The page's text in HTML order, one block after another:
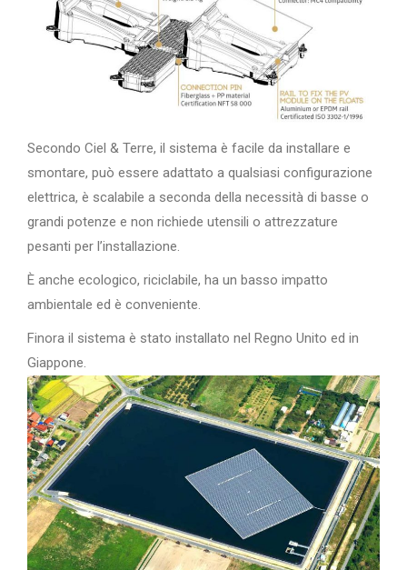
Secondo Ciel & Terre, il sistema è facile da installare e
smontare, può essere adattato a qualsiasi configurazione
elettrica, è scalabile a seconda della necessità di basse o
grandi potenze e non richiede utensili o attrezzature
pesanti per l’installazione.
È anche ecologico, riciclabile, ha un basso impatto
ambientale ed è conveniente.
Finora il sistema è stato installato nel Regno Unito ed in
Giappone.